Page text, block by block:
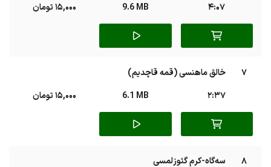
4:07
9.6 MB 15,000 تومان
7
خالق ماهنسی (قمه قاچدیم)
2:37
6.1 MB 15,000 تومان
8
سه‌گاه-کرم گئوزلمسی